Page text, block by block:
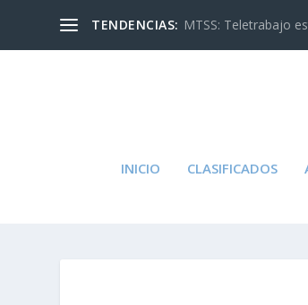
TENDENCIAS: MTSS: Teletrabajo
INICIO CLASIFICADOS